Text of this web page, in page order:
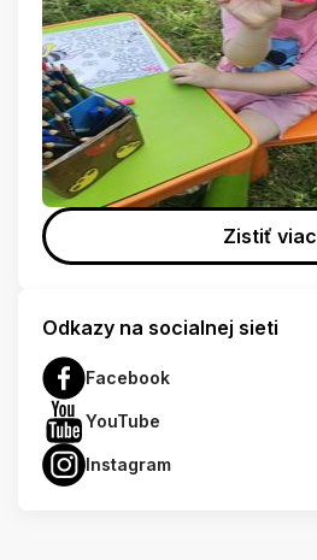
Zistiť viac
Odkazy na socialnej sieti
Facebook
YouTube
Instagram